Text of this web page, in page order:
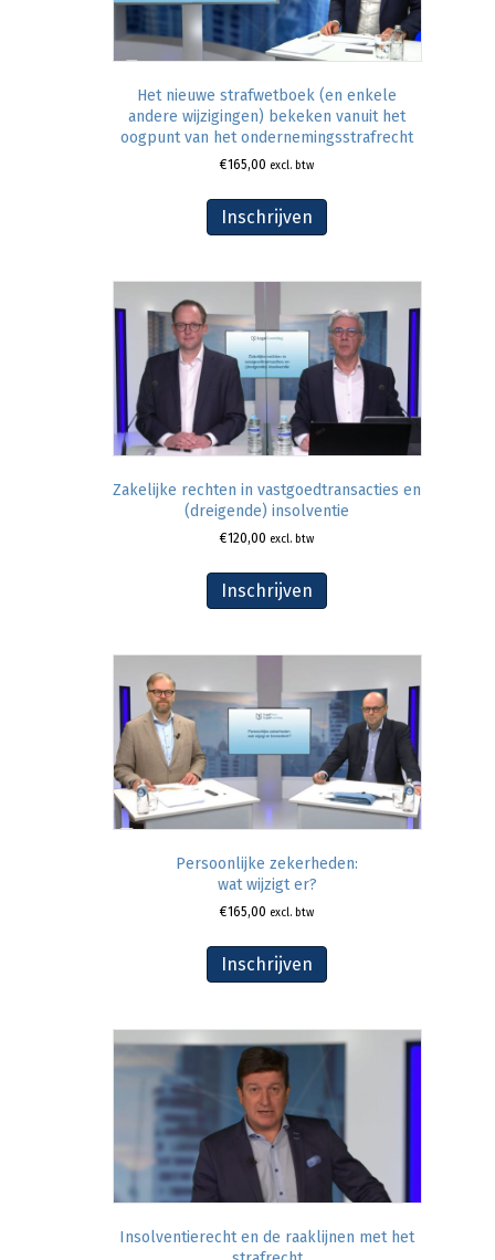
Het nieuwe strafwetboek (en enkele
andere wijzigingen) bekeken vanuit het
oogpunt van het ondernemingsstrafrecht
€165,00 excl. btw
Inschrijven
Zakelijke rechten in vastgoedtransacties en
(dreigende) insolventie
€120,00 excl. btw
Inschrijven
Persoonlijke zekerheden:
wat wijzigt er?
€165,00 excl. btw
Inschrijven
Insolventierecht en de raaklijnen met het